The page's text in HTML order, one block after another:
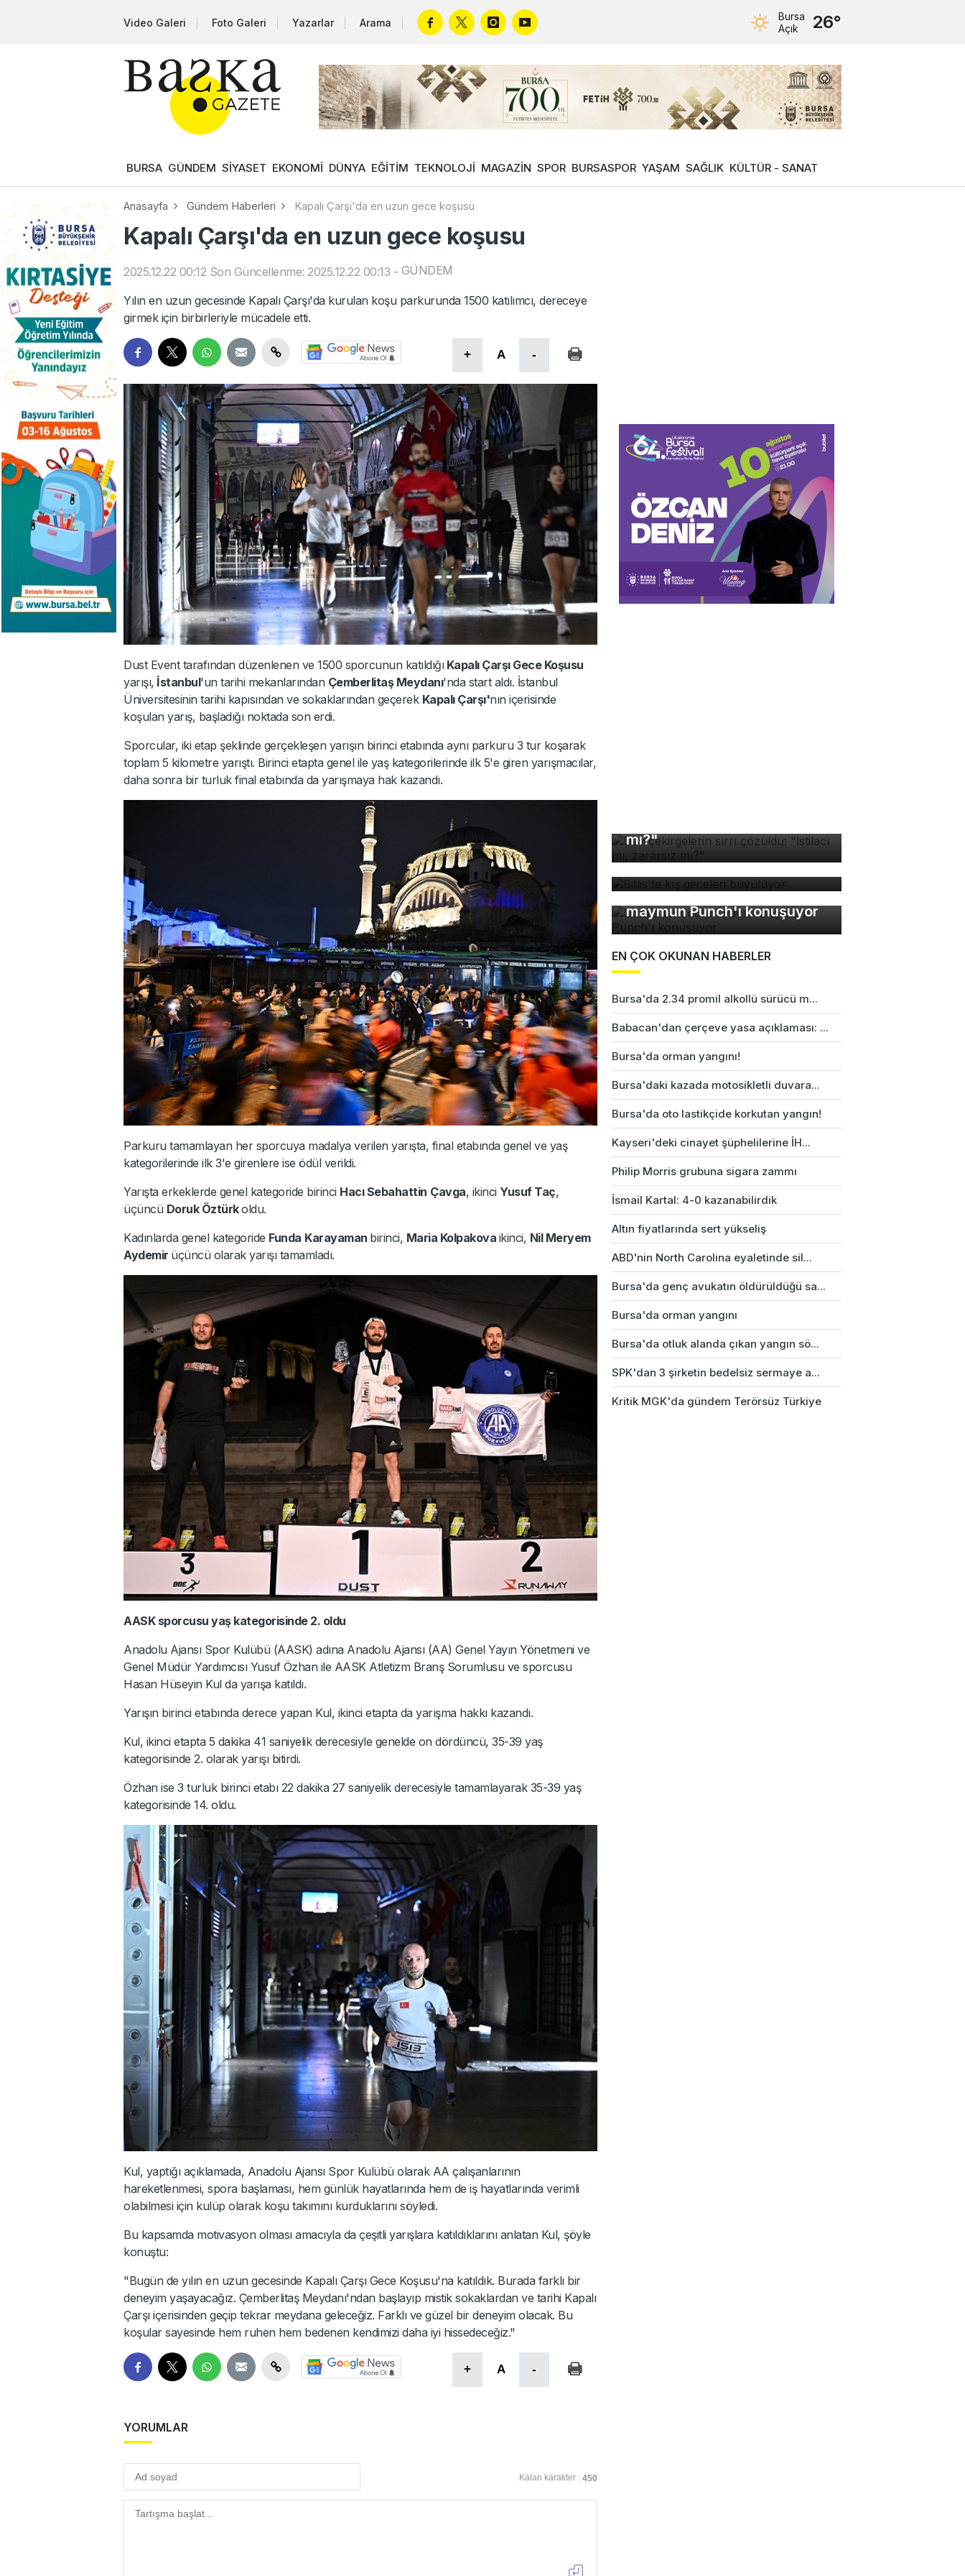
Video Galeri Foto Galeri Yazarlar Arama
Bursa
Açık
26°
BURSA GÜNDEM SİYASET EKONOMİ DÜNYA EĞİTİM TEKNOLOJİ MAGAZİN SPOR BURSASPOR YAŞAM SAĞLIK KÜLTÜR - SANAT
Anasayfa Gündem Haberleri Kapalı Çarşı'da en uzun gece koşusu
Kapalı Çarşı'da en uzun gece koşusu
2025.12.22 00:12 Son Güncellenme: 2025.12.22 00:13 - GÜNDEM
Yılın en uzun gecesinde Kapalı Çarşı'da kurulan koşu parkurunda 1500 katılımcı, dereceye
girmek için birbirleriyle mücadele etti.
+ A -
Dust Event tarafından düzenlenen ve 1500 sporcunun katıldığıKapalı Çarşı Gece Koşusu
yarışı, İstanbul'un tarihi mekanlarından Çemberlitaş Meydanı'nda start aldı. İstanbul
Üniversitesinin tarihi kapısından ve sokaklarından geçerek Kapalı Çarşı'nın içerisinde
koşulan yarış, başladığı noktada son erdi.
Sporcular, iki etap şeklinde gerçekleşen yarışın birinci etabında aynı parkuru 3 tur koşarak
toplam 5 kilometre yarıştı. Birinci etapta genel ile yaş kategorilerinde ilk 5'e giren yarışmacılar,
daha sonra bir turluk final etabında da yarışmaya hak kazandı.
Parkuru tamamlayan her sporcuya madalya verilen yarışta, final etabında genel ve yaş
kategorilerinde ilk 3'e girenlere ise ödül verildi.
Yarışta erkeklerde genel kategoride birinci Hacı Sebahattin Çavga, ikinci Yusuf Taç,
üçüncü Doruk Öztürkoldu.
Kadınlarda genel kategoride Funda Karayaman birinci, Maria Kolpakova ikinci, Nil Meryem
Aydemir üçüncü olarak yarışı tamamladı.
AASK sporcusu yaş kategorisinde 2. oldu
Anadolu Ajansı Spor Kulübü (AASK) adına Anadolu Ajansı (AA) Genel Yayın Yönetmeni ve
Genel Müdür Yardımcısı Yusuf Özhan ile AASK Atletizm Branş Sorumlusu ve sporcusu
Hasan Hüseyin Kul da yarışa katıldı.
Yarışın birinci etabında derece yapan Kul, ikinci etapta da yarışma hakkı kazandı.
Kul, ikinci etapta 5 dakika 41 saniyelik derecesiyle genelde on dördüncü, 35-39 yaş
kategorisinde 2. olarak yarışı bitirdi.
Özhan ise 3 turluk birinci etabı 22 dakika 27 saniyelik derecesiyle tamamlayarak 35-39 yaş
kategorisinde 14. oldu.
Kul, yaptığı açıklamada, Anadolu Ajansı Spor Kulübü olarak AA çalışanlarının
hareketlenmesi, spora başlaması, hem günlük hayatlarında hem de iş hayatlarında verimli
olabilmesi için kulüp olarak koşu takımını kurduklarını söyledi.
Bu kapsamda motivasyon olması amacıyla da çeşitli yarışlara katıldıklarını anlatan Kul, şöyle
konuştu:
"Bugün de yılın en uzun gecesinde Kapalı Çarşı Gece Koşusu'na katıldık. Burada farklı bir
deneyim yaşayacağız. Çemberlitaş Meydanı'ndan başlayıp mistik sokaklardan ve tarihi Kapalı
Çarşı içerisinden geçip tekrar meydana geleceğiz. Farklı ve güzel bir deneyim olacak. Bu
koşular sayesinde hem ruhen hem bedenen kendimizi daha iyi hissedeceğiz."
+ A -
YORUMLAR
Kalan karakter : 450
mı?"
Bitlis'te kış geceleri
büyülüyor
Dünya terk edilen yavru
maymun Punch'ı konuşuyor
EN ÇOK OKUNAN HABERLER
Bursa'da 2.34 promil alkollü sürücü m...
Babacan'dan çerçeve yasa açıklaması: ...
Bursa'da orman yangını!
Bursa'daki kazada motosikletli duvara...
Bursa'da oto lastikçide korkutan yangın!
Kayseri'deki cinayet şüphelilerine İH...
Philip Morris grubuna sigara zammı
İsmail Kartal: 4-0 kazanabilirdik
Altın fiyatlarında sert yükseliş
ABD'nin North Carolina eyaletinde sil...
Bursa'da genç avukatın öldürüldüğü sa...
Bursa'da orman yangını
Bursa'da otluk alanda çıkan yangın sö...
SPK'dan 3 şirketin bedelsiz sermaye a...
Kritik MGK'da gündem Terörsüz Türkiye